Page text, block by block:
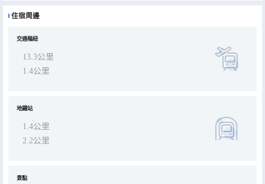
下，換成10號線（開往虹橋火車站）在虹橋2號航站下步行到達。 房內設施：WIFI，熱水壺，吹風機，電話，網絡電
住宿周邊
交通樞紐
13.3公里
1.4公里
地鐵站
1.4公里
2.2公里
景點